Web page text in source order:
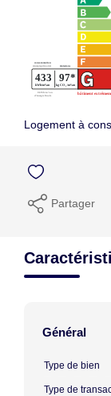
Logement à
Partager
Général
Type de bien
Type de